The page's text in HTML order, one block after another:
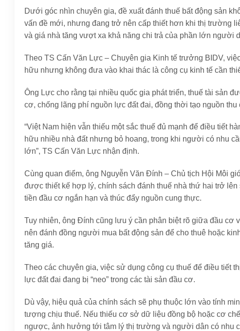
Dưới góc nhìn chuyên gia, đề xuất đánh thuế bất động sản
vấn đề mới, nhưng đang trở nên cấp thiết hơn khi thị trường
và giá nhà tăng vượt xa khả năng chi trả của phần lớn người
Theo TS Cấn Văn Lực – Chuyên gia Kinh tế trưởng BIDV,
hữu nhưng không đưa vào khai thác là công cụ kinh tế cần
Ông Lực cho rằng tại nhiều quốc gia phát triển, thuế tài sản
cơ, chống lãng phí nguồn lực đất đai, đồng thời tạo nguồn
“Việt Nam hiện vẫn thiếu một sắc thuế đủ mạnh để điều tiết
hữu nhiều nhà đất nhưng bỏ hoang, trong khi người có nhu
lớn”, TS Cấn Văn Lực nhận định.
Cùng quan điểm, ông Nguyễn Văn Đính – Chủ tịch Hội Môi
được thiết kế hợp lý, chính sách đánh thuế nhà thứ hai trở
tiền đầu cơ ngắn hạn và thúc đẩy nguồn cung thực.
Tuy nhiên, ông Đính cũng lưu ý cần phân biệt rõ giữa đầu cơ
nên đánh đồng người mua bất động sản để cho thuê hoặc
tăng giá.
Theo các chuyên gia, việc sử dụng công cụ thuế để điều tiết
lực đất đai đang bị “neo” trong các tài sản đầu cơ.
Dù vậy, hiệu quả của chính sách sẽ phụ thuộc lớn vào tính
tượng chịu thuế. Nếu thiếu cơ sở dữ liệu đồng bộ hoặc cơ
ngược, ảnh hưởng tới tâm lý thị trường và người dân có nhu